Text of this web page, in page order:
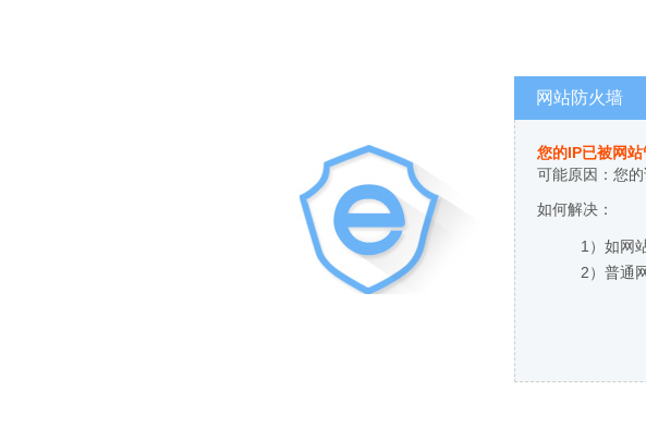
网站防火墙
您的IP已被网站
可能原因：您
如何解决：
1）如网
2）普通